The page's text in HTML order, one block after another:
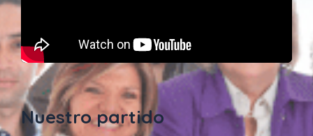
Nuestro partido